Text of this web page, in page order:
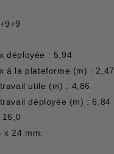
déployée : 5,94
à la plateforme (m) : 2,47
utile (m) : 4,86
déployée (m) : 6,84
16,0
x 24 mm.